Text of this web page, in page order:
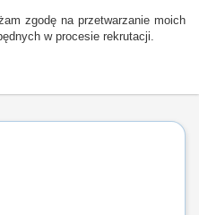
zgodę na przetwarzanie moich
w procesie rekrutacji.